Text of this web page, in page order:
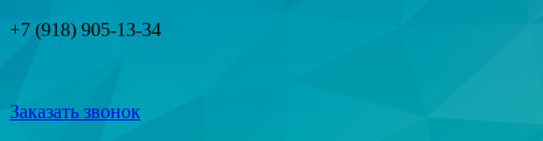
+7 (918) 905-13-34
Заказать звонок